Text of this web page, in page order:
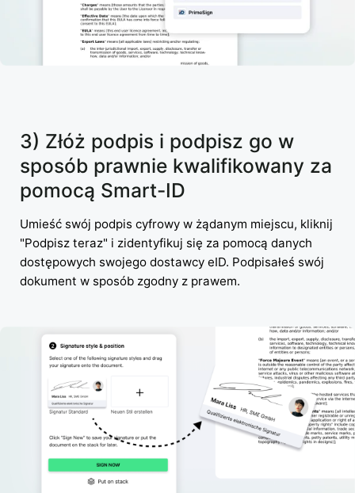
3) Złóż podpis i podpisz go w
sposób prawnie kwalifikowany za
pomocą Smart-ID
Umieść swój podpis cyfrowy w żądanym miejscu, kliknij
"Podpisz teraz" i zidentyfikuj się za pomocą danych
dostępowych swojego dostawcy eID. Podpisałeś swój
dokument w sposób zgodny z prawem.